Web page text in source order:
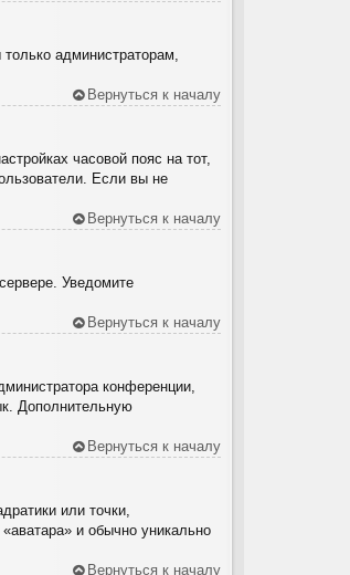
администраторам,
Вернуться к началу
часовой пояс на тот,
Если вы не
Вернуться к началу
Уведомите
Вернуться к началу
конференции,
Дополнительную
Вернуться к началу
или точки,
и обычно уникально
Вернуться к началу